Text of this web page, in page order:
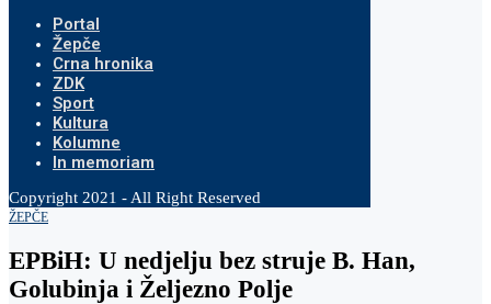
Portal
Žepče
Crna hronika
ZDK
Sport
Kultura
Kolumne
In memoriam
Copyright 2021 - All Right Reserved
ŽEPČE
EPBiH: U nedjelju bez struje B. Han,
Golubinja i Željezno Polje